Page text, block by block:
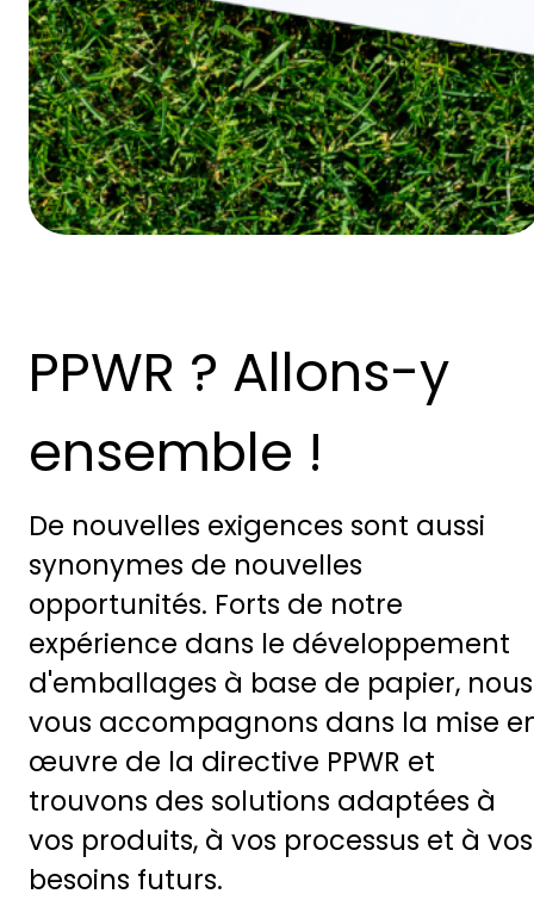
PPWR ? Allons-y
ensemble !
De nouvelles exigences sont aussi
synonymes de nouvelles
opportunités. Forts de notre
expérience dans le développement
d'emballages à base de papier, nous
vous accompagnons dans la mise
œuvre de la directive PPWR et
trouvons des solutions adaptées à
vos produits, à vos processus et à vos
besoins futurs.